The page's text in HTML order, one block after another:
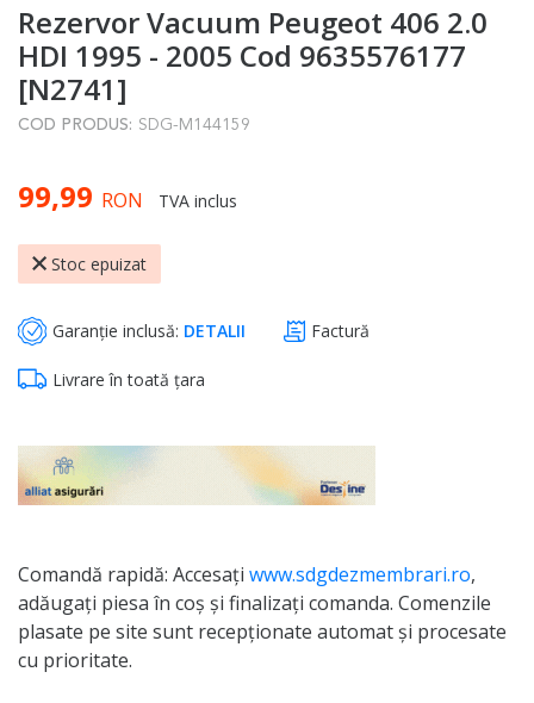
to
the
beginning
of
the
gallery
Rezervor Vacuum Peugeot 406 2.0
HDI 1995 - 2005 Cod 9635576177
[N2741]
COD PRODUS: SDG-M144159
99,99 RON TVA inclus
Stoc epuizat
Garanție inclusă: DETALII Factură
Livrare în toată țara
Comandă rapidă: Accesați www.sdgdezmembrari.ro,
adăugați piesa în coș și finalizați comanda. Comenzile
plasate pe site sunt recepționate automat și procesate
cu prioritate.